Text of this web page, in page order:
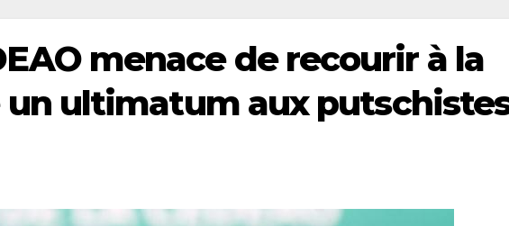
menace de recourir à la
ultimatum aux